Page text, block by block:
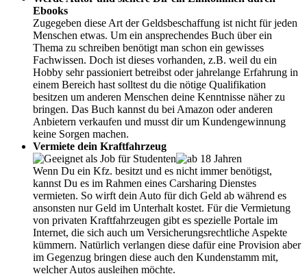
Ebooks
Zugegeben diese Art der Geldsbeschaffung ist nicht für jeden
Menschen etwas. Um ein ansprechendes Buch über ein
Thema zu schreiben benötigt man schon ein gewisses
Fachwissen. Doch ist dieses vorhanden, z.B. weil du ein
Hobby sehr passioniert betreibst oder jahrelange Erfahrung in
einem Bereich hast solltest du die nötige Qualifikation
besitzen um anderen Menschen deine Kenntnisse näher zu
bringen. Das Buch kannst du bei Amazon oder anderen
Anbietern verkaufen und musst dir um Kundengewinnung
keine Sorgen machen.
Vermiete dein Kraftfahrzeug
Wenn Du ein Kfz. besitzt und es nicht immer benötigst,
kannst Du es im Rahmen eines Carsharing Dienstes
vermieten. So wirft dein Auto für dich Geld ab während es
ansonsten nur Geld im Unterhalt kostet. Für die Vermietung
von privaten Kraftfahrzeugen gibt es spezielle Portale im
Internet, die sich auch um Versicherungsrechtliche Aspekte
kümmern. Natürlich verlangen diese dafür eine Provision aber
im Gegenzug bringen diese auch den Kundenstamm mit,
welcher Autos ausleihen möchte.